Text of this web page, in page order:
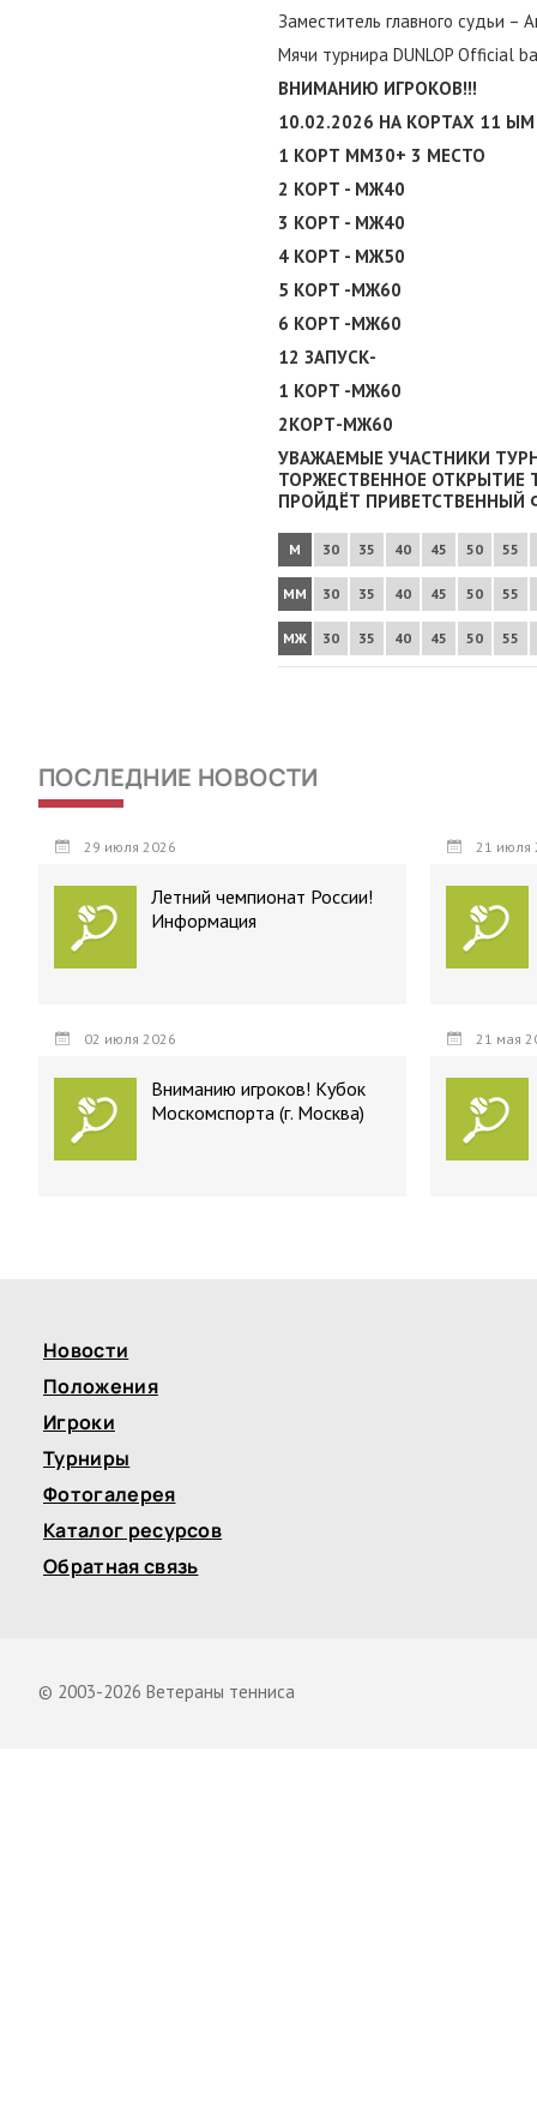
Заместитель главного судьи –
Мячи турнира DUNLOP Official
ВНИМАНИЮ ИГРОКОВ!!!
10.02.2026 НА КОРТАХ 11
1 КОРТ ММ30+ 3 МЕСТО
2 КОРТ - МЖ40
3 КОРТ - МЖ40
4 КОРТ - МЖ50
5 КОРТ -МЖ60
6 КОРТ -МЖ60
12 ЗАПУСК-
1 КОРТ -МЖ60
2КОРТ-МЖ60
УВАЖАЕМЫЕ УЧАСТНИКИ
ТОРЖЕСТВЕННОЕ ОТКРЫТИЕ
ПРОЙДЁТ ПРИВЕТСТВЕННЫЙ
М 30 35 40 45 50 55
ММ 30 35 40 45 50 55
МЖ 30 35 40 45 50 55
ПОСЛЕДНИЕ НОВОСТИ
29 июля 2026
Летний чемпионат России!
Информация
21 июля
02 июля 2026
Вниманию игроков! Кубок
Москомспорта (г. Москва)
21 мая
Новости
Положения
Игроки
Турниры
Фотогалерея
Каталог ресурсов
Обратная связь
© 2003-2026 Ветераны тенниса